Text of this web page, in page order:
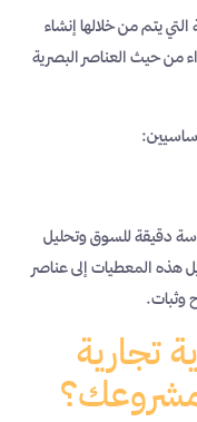
يتم من خلالها إنشاء
من حيث العناصر البصرية
دقيقة للسوق وتحليل
هذه المعطيات إلى عناصر
وثبات.
تجارية